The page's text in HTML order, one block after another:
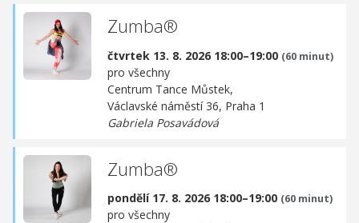
Zumba®
čtvrtek 13. 8. 2026 18:00–19:00 (60 minut)
pro všechny
Centrum Tance Můstek,
Václavské náměstí 36, Praha 1
Gabriela Posavádová
Zumba®
pondělí 17. 8. 2026 18:00–19:00 (60 minut)
pro všechny